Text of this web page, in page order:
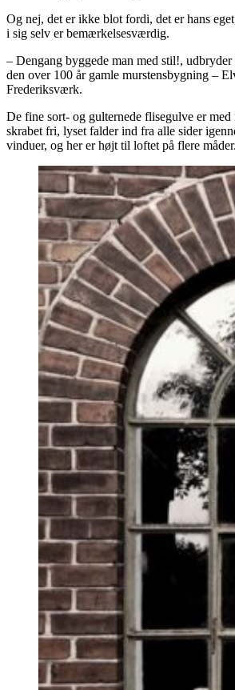
Og nej, det er ikke blot fordi, det er hans
i sig selv er bemærkelsesværdig.
– Dengang byggede man med stil!,
den over 100 år gamle murstensbygning –
Frederiksværk.
De fine sort- og gulternede flisegulve er
skrabet fri, lyset falder ind fra alle sider
vinduer, og her er højt til loftet på flere måder.